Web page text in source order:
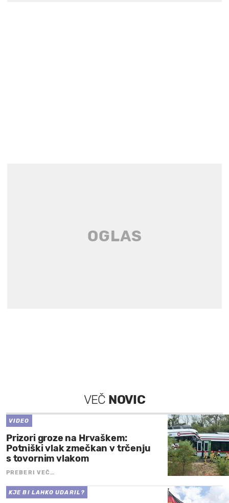
VEČ NOVIC
VIDEO
Prizori groze na Hrvaškem:
Potniški vlak zmečkan v trčenju
s tovornim vlakom
PREBERI VEČ…
KJE BI LAHKO UDARIL?